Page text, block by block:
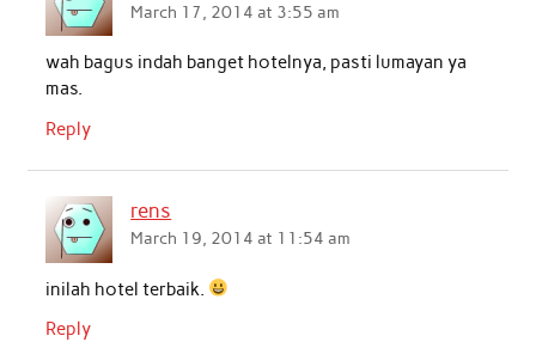
March 17, 2014 at 3:55 am
wah bagus indah banget hotelnya, pasti lumayan ya
mas.
Reply
rens
March 19, 2014 at 11:54 am
inilah hotel terbaik.
Reply